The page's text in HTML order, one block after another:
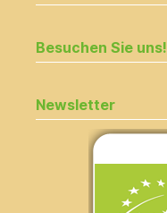
Besuchen Sie uns!
Newsletter